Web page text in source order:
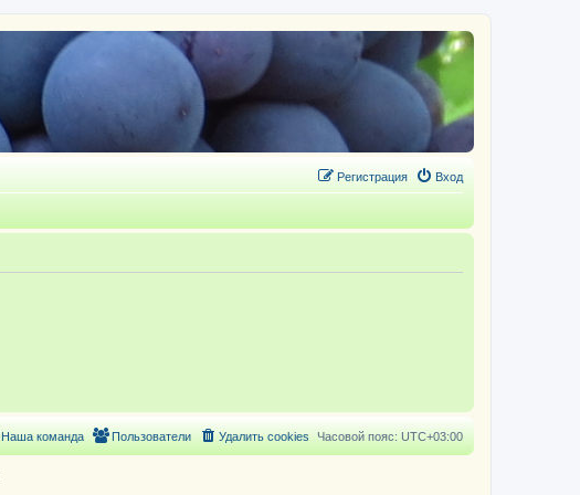
Вход
Регистрация
Часовой пояс: UTC+03:00
Удалить cookies
Пользователи
Наша команда